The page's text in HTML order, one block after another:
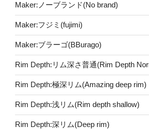
Maker:ノーブランド(No brand)
Maker:フジミ(fujimi)
Maker:ブラーゴ(BBurago)
Rim Depth:リム深さ普通(Rim Depth
Rim Depth:極深リム(Amazing deep rim)
Rim Depth:浅リム(Rim depth shallow)
Rim Depth:深リム(Deep rim)